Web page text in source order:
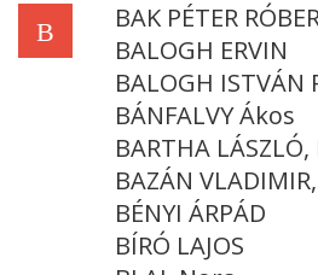
B
BAK PÉTER
BALOGH ERVIN
BALOGH ISTVÁN
BÁNFALVY Ákos
BARTHA
BAZÁN
BÉNYI ÁRPÁD
BÍRÓ LAJOS